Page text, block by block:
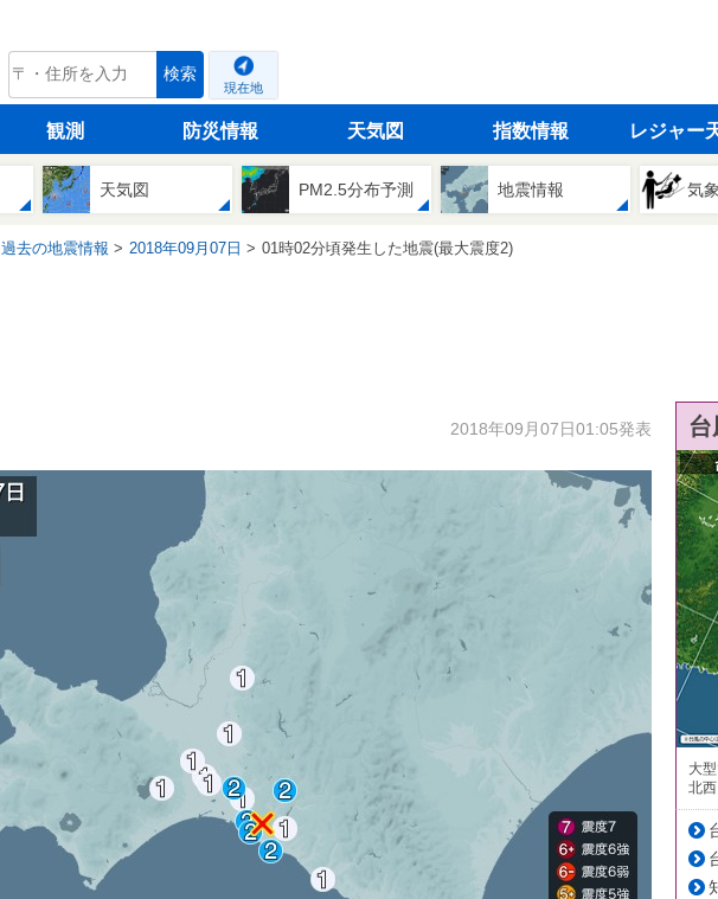
tenki.jp 検索
現在地
観測 防災情報 天気図 指数情報 レジャー
天気図 PM2.5分布予測 地震情報 気
過去の地震情報 2018年09月07日 01時02分頃発生した地震(最大震度2)
2018年09月07日01:05発表
大
北